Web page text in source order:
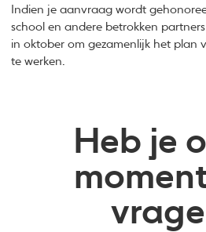
Indien je aanvraag wordt
school en andere betrokken
in oktober om gezamenlijk het plan
te werken.
Heb je